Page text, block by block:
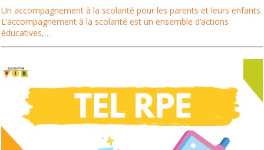
Un accompagnement à la scolarité pour les parents et leurs enfants
L’accompagnement à la scolarité est un ensemble d’actions
éducatives,…